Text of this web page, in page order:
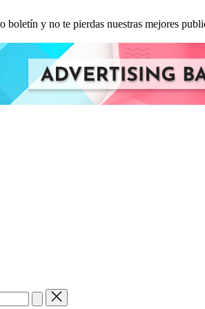
boletín y no te pierdas nuestras mejores